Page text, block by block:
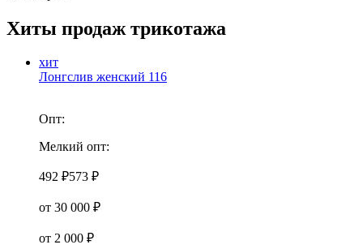
Хиты продаж трикотажа
хит
Лонгслив женский 116
Опт:
Мелкий опт:
492 ₽573 ₽
от 30 000 ₽
от 2 000 ₽